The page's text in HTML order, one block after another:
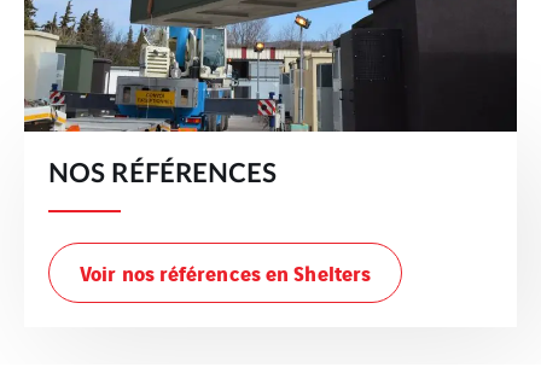
NOS RÉFÉRENCES
Voir nos références en Shelters